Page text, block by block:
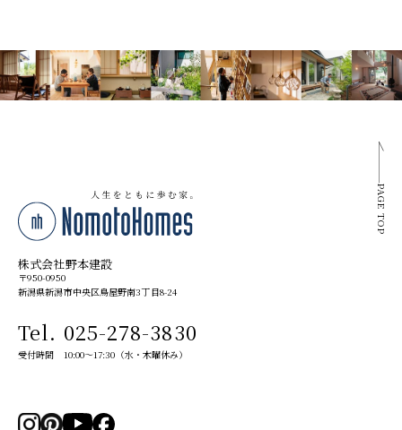
株式会社野本建設
〒950-0950
新潟県新潟市中央区鳥屋野南3丁目8-24
Tel. 025-278-3830
受付時間 10:00～17:30（水・木曜休み）
PAGE TOP